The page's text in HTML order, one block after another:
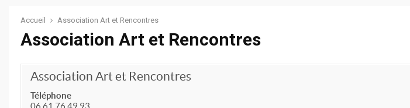
Accueil Association Art et Rencontres
Association Art et Rencontres
Association Art et Rencontres
Téléphone
06 61 76 49 93